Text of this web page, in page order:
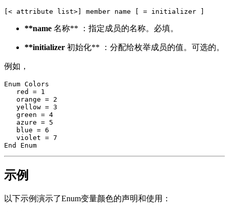
**name 名称** ：指定成员的名称。必填。
**initializer 初始化** ：分配给枚举成员的值。可选的。
例如，
Enum Colors
   red = 1
   orange = 2
   yellow = 3
   green = 4
   azure = 5
   blue = 6
   violet = 7
示例
以下示例演示了Enum变量颜色的声明和使用：